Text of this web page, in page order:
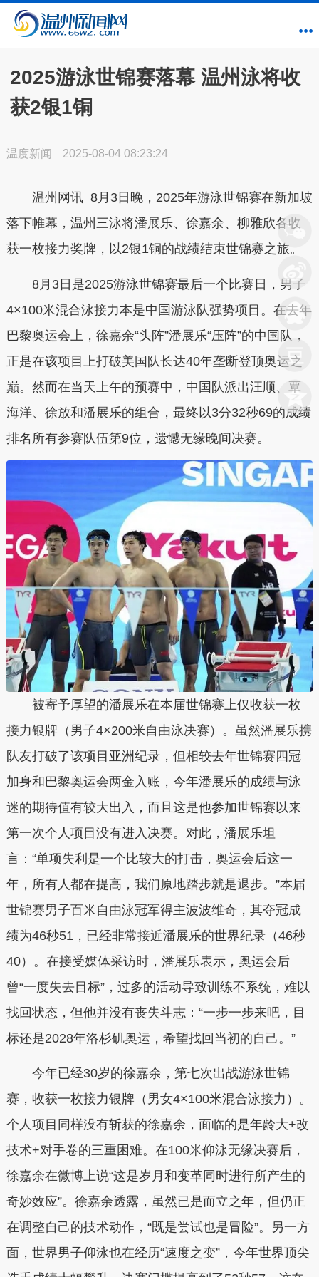
2025游泳世锦赛落幕 温州泳将收
获2银1铜
温度新闻 2025-08-04 08:23:24
温州网讯 8月3日晚，2025年游泳世锦赛在新加坡
落下帷幕，温州三泳将潘展乐、徐嘉余、柳雅欣各收
获一枚接力奖牌，以2银1铜的战绩结束世锦赛之旅。
8月3日是2025游泳世锦赛最后一个比赛日，男子
4×100米混合泳接力本是中国游泳队强势项目。在去年
巴黎奥运会上，徐嘉余“头阵”潘展乐“压阵”的中国队，
正是在该项目上打破美国队长达40年垄断登顶奥运之
巅。然而在当天上午的预赛中，中国队派出汪顺、覃
海洋、徐放和潘展乐的组合，最终以3分32秒69的成绩
排名所有参赛队伍第9位，遗憾无缘晚间决赛。
被寄予厚望的潘展乐在本届世锦赛上仅收获一枚
接力银牌（男子4×200米自由泳决赛）。虽然潘展乐携
队友打破了该项目亚洲纪录，但相较去年世锦赛四冠
加身和巴黎奥运会两金入账，今年潘展乐的成绩与泳
迷的期待值有较大出入，而且这是他参加世锦赛以来
第一次个人项目没有进入决赛。对此，潘展乐坦
言：“单项失利是一个比较大的打击，奥运会后这一
年，所有人都在提高，我们原地踏步就是退步。”本届
世锦赛男子百米自由泳冠军得主波波维奇，其夺冠成
绩为46秒51，已经非常接近潘展乐的世界纪录（46秒
40）。在接受媒体采访时，潘展乐表示，奥运会后
曾“一度失去目标”，过多的活动导致训练不系统，难以
找回状态，但他并没有丧失斗志：“一步一步来吧，目
标还是2028年洛杉矶奥运，希望找回当初的自己。”
今年已经30岁的徐嘉余，第七次出战游泳世锦
赛，收获一枚接力银牌（男女4×100米混合泳接力）。
个人项目同样没有斩获的徐嘉余，面临的是年龄大+改
技术+对手卷的三重困难。在100米仰泳无缘决赛后，
徐嘉余在微博上说“这是岁月和变革同时进行所产生的
奇妙效应”。 徐嘉余透露，虽然已是而立之年，但仍正
在调整自己的技术动作，“既是尝试也是冒险”。另一方
面，世界男子仰泳也在经历“速度之变”，今年世界顶尖